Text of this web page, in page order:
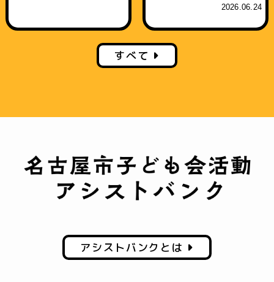
2026.06.24
すべて
アシストバンクとは